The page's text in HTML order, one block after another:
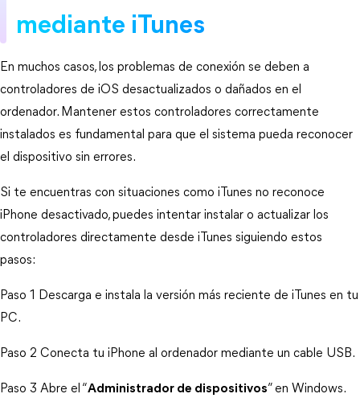
mediante iTunes
En muchos casos, los problemas de conexión se deben a
controladores de iOS desactualizados o dañados en el
ordenador. Mantener estos controladores correctamente
instalados es fundamental para que el sistema pueda reconocer
el dispositivo sin errores.
Si te encuentras con situaciones como iTunes no reconoce
iPhone desactivado, puedes intentar instalar o actualizar los
controladores directamente desde iTunes siguiendo estos
pasos:
Paso 1 Descarga e instala la versión más reciente de iTunes en tu
PC.
Paso 2 Conecta tu iPhone al ordenador mediante un cable USB.
Paso 3 Abre el “Administrador de dispositivos” en Windows.